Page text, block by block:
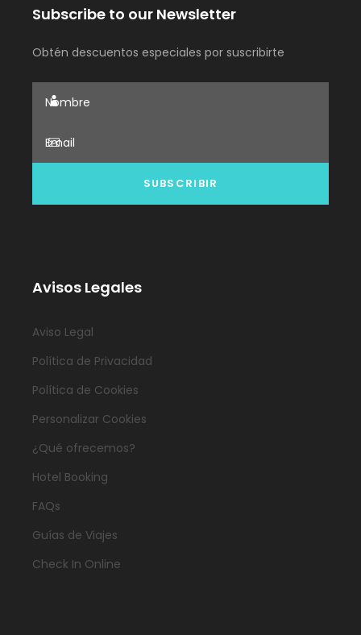
Subscribe to our Newsletter
Obtén descuentos especiales por suscribirte
Avisos Legales
Aviso Legal
Política de Privacidad
Política de Cookies
Personalizar Cookies
¿Qué ofrecemos?
Hotel Booking
FAQs
Guías de Viajes
Check In Online